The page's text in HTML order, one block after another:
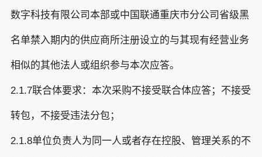
数字科技有限公司本部或中国联通重庆市分公司省级黑
名单禁入期内的供应商所注册设立的与其现有经营业务
相似的其他法人或组织参与本次应答。
2.1.7联合体要求：本次采购不接受联合体应答；不接受
转包，不接受违法分包；
2.1.8单位负责人为同一人或者存在控股、管理关系的不